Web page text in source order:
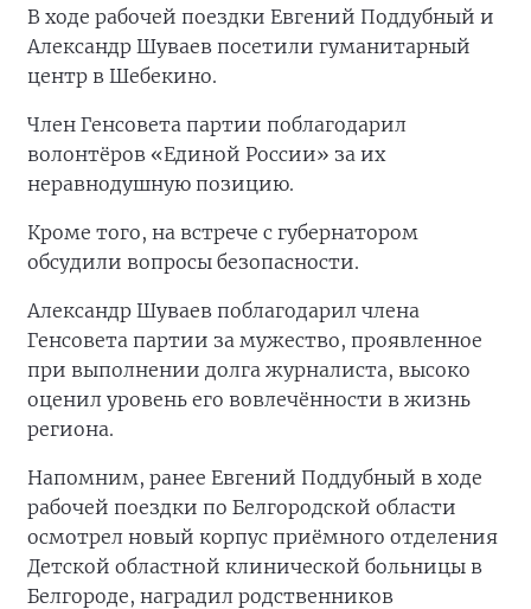
В ходе рабочей поездки Евгений Поддубный и
Александр Шуваев посетили гуманитарный
центр в Шебекино.
Член Генсовета партии поблагодарил
волонтёров «Единой России» за их
неравнодушную позицию.
Кроме того, на встрече с губернатором
обсудили вопросы безопасности.
Александр Шуваев поблагодарил члена
Генсовета партии за мужество, проявленное
при выполнении долга журналиста, высоко
оценил уровень его вовлечённости в жизнь
региона.
Напомним, ранее Евгений Поддубный в ходе
рабочей поездки по Белгородской области
осмотрел новый корпус приёмного отделения
Детской областной клинической больницы в
Белгороде, наградил родственников